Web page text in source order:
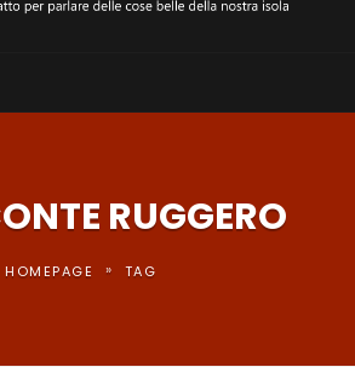
RUGGERO
HOMEPAGE » TAG